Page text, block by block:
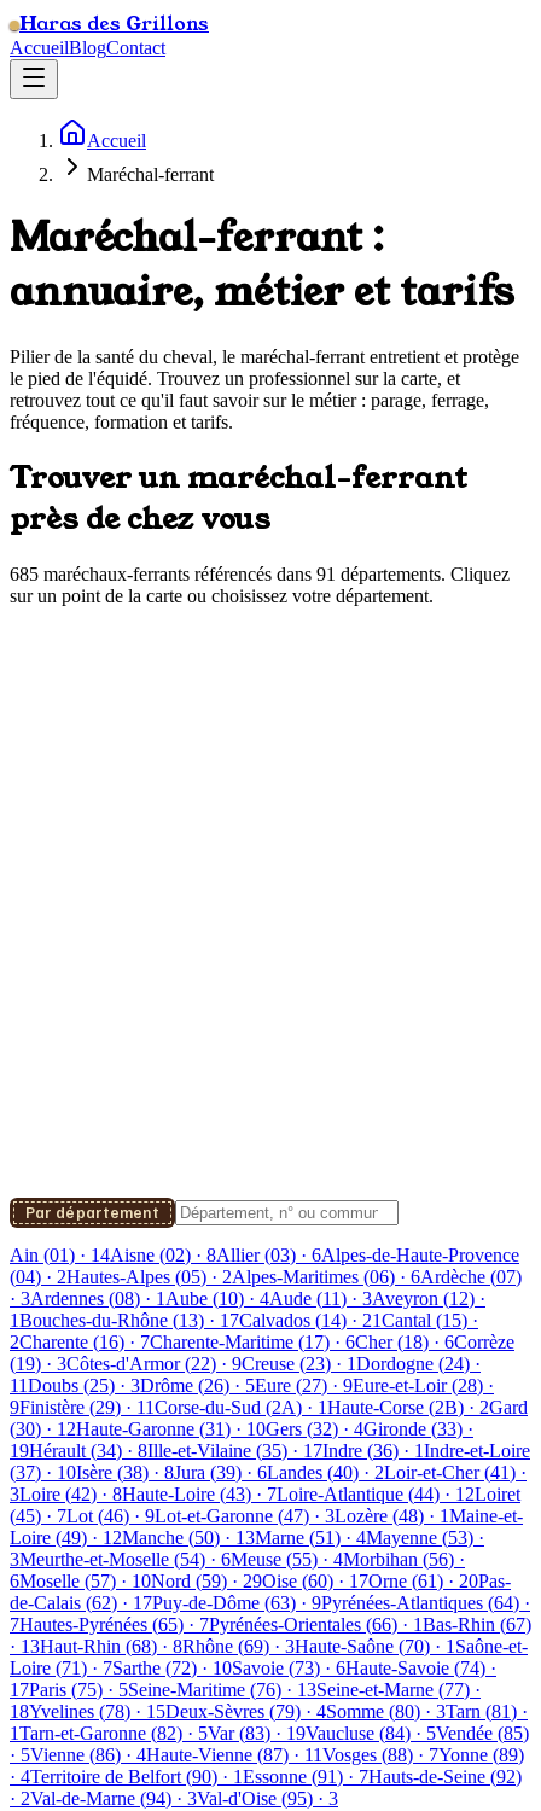
Haras des Grillons
AccueilBlogContact
Accueil
Maréchal-ferrant
Maréchal-ferrant :
annuaire, métier et tarifs
Pilier de la santé du cheval, le maréchal-ferrant entretient et protège
le pied de l'équidé. Trouvez un professionnel sur la carte, et
retrouvez tout ce qu'il faut savoir sur le métier : parage, ferrage,
fréquence, formation et tarifs.
Trouver un maréchal-ferrant
près de chez vous
685 maréchaux-ferrants référencés dans 91 départements. Cliquez
sur un point de la carte ou choisissez votre département.
Par département
Ain (01) · 14Aisne (02) · 8Allier(03) · 6Alpes-de-Haute-Provence
(04) · 2Hautes-Alpes (05) · 2Alpes-Maritimes (06) · 6Ardèche (07)
· 3Ardennes (08) · 1 Aube (10) · 4Aude (11) · 3Aveyron (12) ·
1Bouches-du-Rhône (13) · 17Calvados (14) · 21Cantal (15) ·
2Charente (16) · 7Charente-Maritime (17) · 6Cher(18) · 6Corrèze
(19) · 3Côtes-d'Armor(22) · 9Creuse (23) · 1Dordogne (24) ·
11Doubs (25) · 3Drôme (26) · 5Eure (27) · 9Eure-et-Loir(28) ·
9Finistère (29) · 11Corse-du-Sud (2A) · 1Haute-Corse (2B) · 2Gard
(30) · 12Haute-Garonne (31) · 10Gers (32) · 4Gironde (33) ·
19Hérault (34) · 8Ille-et-Vilaine (35) · 17Indre (36) · 1Indre-et-Loire
(37) · 10Isère (38) · 8Jura (39) · 6Landes (40) · 2Loir-et-Cher(41) ·
3Loire (42) · 8Haute-Loire (43) · 7Loire-Atlantique (44) · 12Loiret
(45) · 7Lot (46) · 9Lot-et-Garonne (47) · 3Lozère (48) · 1Maine-et-
Loire (49) · 12Manche (50) · 13Marne (51) · 4Mayenne (53) ·
3Meurthe-et-Moselle (54) · 6Meuse (55) · 4Morbihan (56) ·
6Moselle (57) · 10Nord (59) · 29Oise (60) · 17Orne (61) · 20Pas-
de-Calais (62) · 17Puy-de-Dôme (63) · 9Pyrénées-Atlantiques (64) ·
7Hautes-Pyrénées (65) · 7Pyrénées-Orientales (66) · 1Bas-Rhin (67)
· 13Haut-Rhin (68) · 8Rhône (69) · 3Haute-Saône (70) · 1 Saône-et-
Loire (71) · 7Sarthe (72) · 10Savoie (73) · 6Haute-Savoie (74) ·
17Paris (75) · 5Seine-Maritime (76) · 13Seine-et-Marne (77) ·
18Yvelines (78) · 15Deux-Sèvres (79) · 4Somme (80) · 3Tarn (81) ·
1Tarn-et-Garonne (82) · 5Var(83) · 19Vaucluse (84) · 5Vendée (85)
· 5Vienne (86) · 4Haute-Vienne (87) · 11Vosges (88) · 7Yonne (89)
· 4Territoire de Belfort (90) · 1Essonne (91) · 7Hauts-de-Seine (92)
· 2Val-de-Marne (94) · 3Val-d'Oise (95) · 3